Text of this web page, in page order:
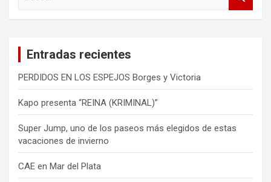
Entradas recientes
PERDIDOS EN LOS ESPEJOS Borges y Victoria
Kapo presenta “REINA (KRIMINAL)”
Super Jump, uno de los paseos más elegidos de estas
vacaciones de invierno
CAE en Mar del Plata